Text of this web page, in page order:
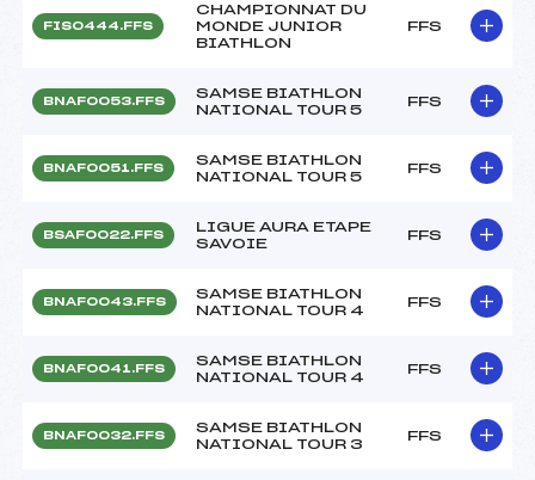
FIS0444.FFS
CHAMPIONNAT DU
MONDE JUNIOR
BIATHLON
FFS
BNAF0053.FFS
SAMSE BIATHLON
NATIONAL TOUR 5
FFS
BNAF0051.FFS
SAMSE BIATHLON
NATIONAL TOUR 5
FFS
BSAF0022.FFS
LIGUE AURA ETAPE
SAVOIE
FFS
BNAF0043.FFS
SAMSE BIATHLON
NATIONAL TOUR 4
FFS
BNAF0041.FFS
SAMSE BIATHLON
NATIONAL TOUR 4
FFS
BNAF0032.FFS
SAMSE BIATHLON
NATIONAL TOUR 3
FFS